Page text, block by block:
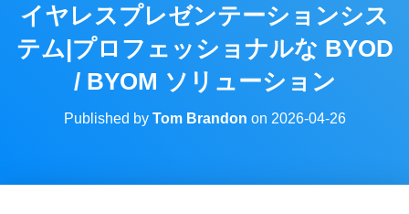
G
T
イヤレスプレゼンテーションシス
テム|プロフェッショナルな BYOD
/ BYOM ソリューション
Published by Tom Brandon on 2026-04-26